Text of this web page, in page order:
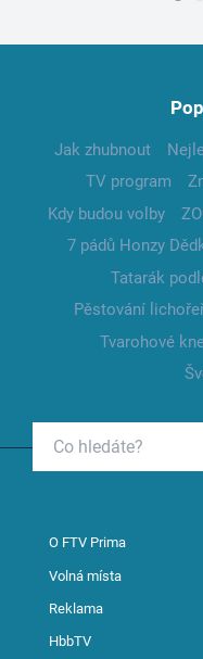
Jak zhubnout
TV program
Kdy budou volby
7 pádů Honzy
Tatarák
Pěstování
Tvarohové
O FTV Prima
Volná místa
Reklama
HbbTV